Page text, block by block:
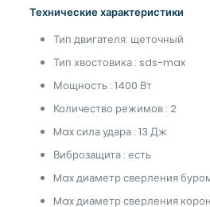
Технические характеристики
Тип двигателя: щеточный
Тип хвостовика : sds-max
Мощность : 1400 Вт
Количество режимов : 2
Max сила удара : 13 Дж
Виброзащита : есть
Max диаметр сверления
Max диаметр сверления